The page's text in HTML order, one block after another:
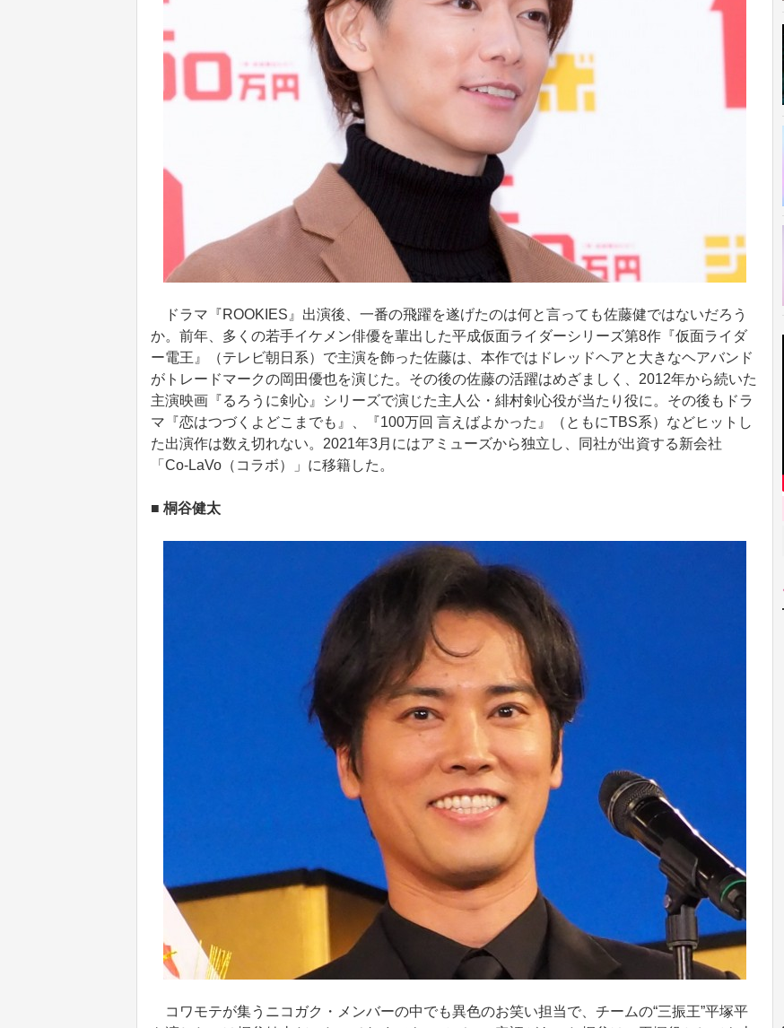
ドラマ『ROOKIES』出演後、一番の飛躍を遂げたのは何と言っても佐藤健ではないだろう
か。前年、多くの若手イケメン俳優を輩出した平成仮面ライダーシリーズ第8作『仮面ライダ
ー電王』（テレビ朝日系）で主演を飾った佐藤は、本作ではドレッドヘアと大きなヘアバンド
がトレードマークの岡田優也を演じた。その後の佐藤の活躍はめざましく、2012年から続いた
主演映画『るろうに剣心』シリーズで演じた主人公・緋村剣心役が当たり役に。その後もドラ
マ『恋はつづくよどこまでも』、『100万回 言えばよかった』（ともにTBS系）などヒットし
た出演作は数え切れない。2021年3月にはアミューズから独立し、同社が出資する新会社
「Co-LaVo（コラボ）」に移籍した。
■ 桐谷健太
コワモテが集うニコガク・メンバーの中でも異色のお笑い担当で、チームの“三振王”平塚平